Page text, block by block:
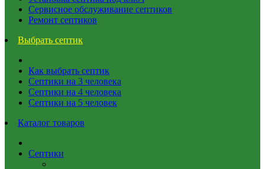
Сервисное обслуживание септиков
Ремонт септиков
Выбрать септик
Как выбрать септик
Септики на 3 человека
Септики на 4 человека
Септики на 5 человек
Каталог товаров
Септики